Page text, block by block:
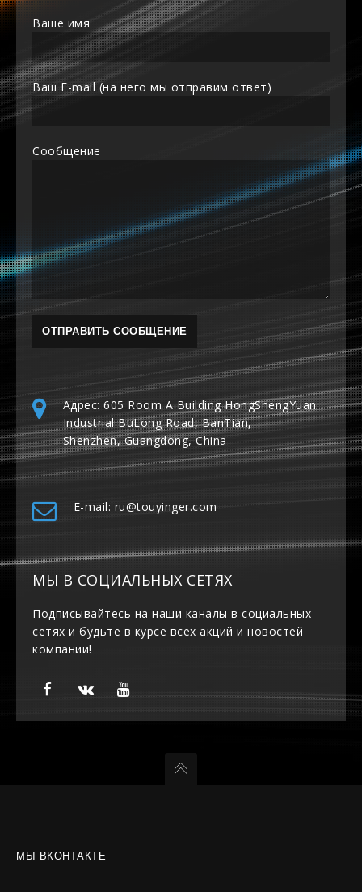
Ваше имя
Ваш E-mail (на него мы отправим ответ)
Сообщение
Адрес: 605 Room A Building HongShengYuan
Industrial BuLong Road, BanTian,
Shenzhen, Guangdong, China
E-mail: ru@touyinger.com
МЫ В СОЦИАЛЬНЫХ СЕТЯХ
Подписывайтесь на наши каналы в социальных
сетях и будьте в курсе всех акций и новостей
компании!
МЫ ВКОНТАКТЕ